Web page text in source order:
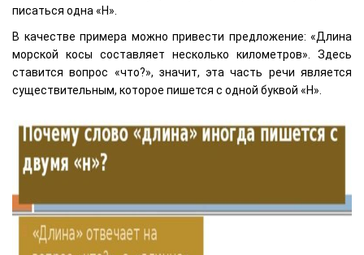
писаться одна «Н».
В качестве примера можно привести предложение: «Длина
морской косы составляет несколько километров». Здесь
ставится вопрос «что?», значит, эта часть речи является
существительным, которое пишется с одной буквой «Н».